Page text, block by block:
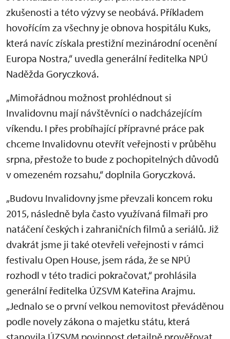
zkušenosti a této výzvy se neobává. Příkladem
hovořícím za všechny je obnova hospitálu Kuks,
která navíc získala prestižní mezinárodní ocenění
Europa Nostra,“ uvedla generální ředitelka NPÚ
Naděžda Goryczková.
„Mimořádnou možnost prohlédnout si
Invalidovnu mají návštěvníci o nadcházejícím
víkendu. I přes probíhající přípravné práce pak
chceme Invalidovnu otevřít veřejnosti v průběhu
srpna, přestože to bude z pochopitelných důvodů
v omezeném rozsahu,“ doplnila Goryczková.
„Budovu Invalidovny jsme převzali koncem roku
2015, následně byla často využívaná filmaři pro
natáčení českých i zahraničních filmů a seriálů. Již
dvakrát jsme ji také otevřeli veřejnosti v rámci
festivalu Open House, jsem ráda, že se NPÚ
rozhodl v této tradici pokračovat,“ prohlásila
generální ředitelka ÚZSVM Kateřina Arajmu.
„Jednalo se o první velkou nemovitost převáděnou
podle novely zákona o majetku státu, která